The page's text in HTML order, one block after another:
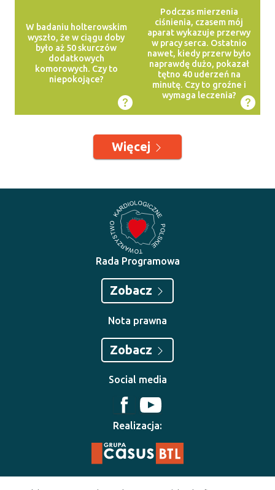
W badaniu holterowskim
wyszło, że w ciągu doby
było aż 50 skurczów
dodatkowych
komorowych. Czy to
niepokojące?
Podczas mierzenia
ciśnienia, czasem mój
aparat wykazuje przerwy
w pracy serca. Ostatnio
nawet, kiedy przerw było
naprawdę dużo, pokazał
tętno 40 uderzeń na
minutę. Czy to groźne i
wymaga leczenia?
Więcej
Rada Programowa
Zobacz
Nota prawna
Zobacz
Social media
Realizacja: